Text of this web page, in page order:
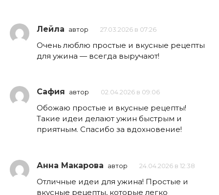
Лейла автор 27.03.2026 в 07:26
Очень люблю простые и вкусные рецепты
для ужина — всегда выручают!
Сафия автор 02.04.2026 в 09:06
Обожаю простые и вкусные рецепты!
Такие идеи делают ужин быстрым и
приятным. Спасибо за вдохновение!
Анна Макарова автор 24.04.2026 в 12:38
Отличные идеи для ужина! Простые и
вкусные рецепты, которые легко